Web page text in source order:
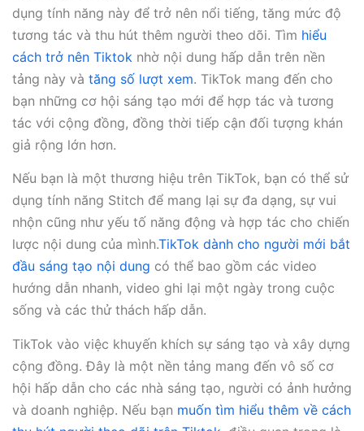
dụng tính năng này để trở nên nổi tiếng, tăng mức độ
tương tác và thu hút thêm người theo dõi. Tìm hiểu
cách trở nên Tiktok nhờ nội dung hấp dẫn trên nền
tảng này và tăng số lượt xem. TikTok mang đến cho
bạn những cơ hội sáng tạo mới để hợp tác và tương
tác với cộng đồng, đồng thời tiếp cận đối tượng khán
giả rộng lớn hơn.
Nếu bạn là một thương hiệu trên TikTok, bạn có thể sử
dụng tính năng Stitch để mang lại sự đa dạng, sự vui
nhộn cũng như yếu tố năng động và hợp tác cho chiến
lược nội dung của mình.TikTok dành cho người mới bắt
đầu sáng tạo nội dung có thể bao gồm các video
hướng dẫn nhanh, video ghi lại một ngày trong cuộc
sống và các thử thách hấp dẫn.
TikTok vào việc khuyến khích sự sáng tạo và xây dựng
cộng đồng. Đây là một nền tảng mang đến vô số cơ
hội hấp dẫn cho các nhà sáng tạo, người có ảnh hưởng
và doanh nghiệp. Nếu bạn muốn tìm hiểu thêm về cách